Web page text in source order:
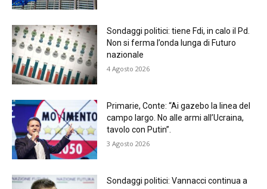
Sondaggi politici: tiene Fdi, in calo il Pd.
Non si ferma l’onda lunga di Futuro
nazionale
4 Agosto 2026
Primarie, Conte: “Ai gazebo la linea del
campo largo. No alle armi all’Ucraina,
tavolo con Putin”.
3 Agosto 2026
Sondaggi politici: Vannacci continua a